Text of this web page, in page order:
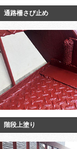
通路柵さび止め
階段上塗り